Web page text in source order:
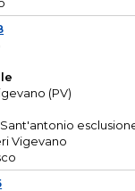
(PV)
Sant'antonio
Vigevano